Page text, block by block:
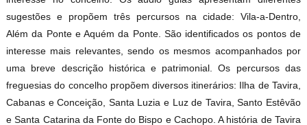
sugestões e propõem três percursos na cidade: Vila-a-Dentro,
Além da Ponte e Aquém da Ponte. São identificados os pontos de
interesse mais relevantes, sendo os mesmos acompanhados por
uma breve descrição histórica e patrimonial. Os percursos das
freguesias do concelho propõem diversos itinerários: Ilha de Tavira,
Cabanas e Conceição, Santa Luzia e Luz de Tavira, Santo Estêvão
e Santa Catarina da Fonte do Bispo e Cachopo. A história de Tavira